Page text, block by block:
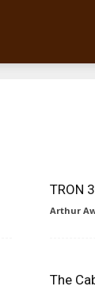
TRON
Arthur
The